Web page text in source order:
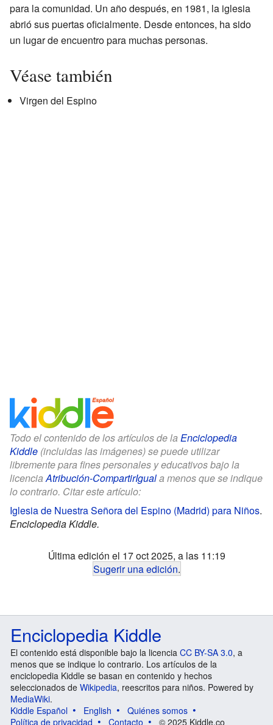
para la comunidad. Un año después, en 1981, la iglesia
abrió sus puertas oficialmente. Desde entonces, ha sido
un lugar de encuentro para muchas personas.
Véase también
Virgen del Espino
Todo el contenido de los artículos de la Enciclopedia
Kiddle (incluidas las imágenes) se puede utilizar
libremente para fines personales y educativos bajo la
licenciaAtribución-CompartirIguala menos que se indique
lo contrario. Citar este artículo:
Iglesia de Nuestra Señora del Espino (Madrid) para Niños.
Enciclopedia Kiddle.
Última edición el 17 oct 2025, a las 11:19
Sugerir una edición.
Enciclopedia Kiddle
El contenido está disponible bajo la licencia CC BY-SA 3.0, a
menos que se indique lo contrario. Los artículos de la
enciclopedia Kiddle se basan en contenido y hechos
seleccionados de Wikipedia, reescritos para niños. Powered by
MediaWiki.
Kiddle Español
English
Quiénes somos
Política de privacidad
Contacto © 2025 Kiddle.co